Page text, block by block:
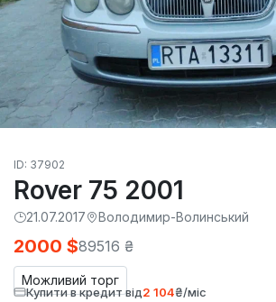
ID: 37902
Rover 75 2001
21.07.2017 Володимир-Волинський
Можливий торг
2000 $89516 ₴
Купити в кредит від2 104₴/міс